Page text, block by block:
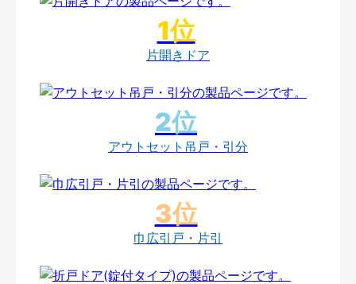
片開きドア
アウトセット吊戸・引分
巾広引戸・片引